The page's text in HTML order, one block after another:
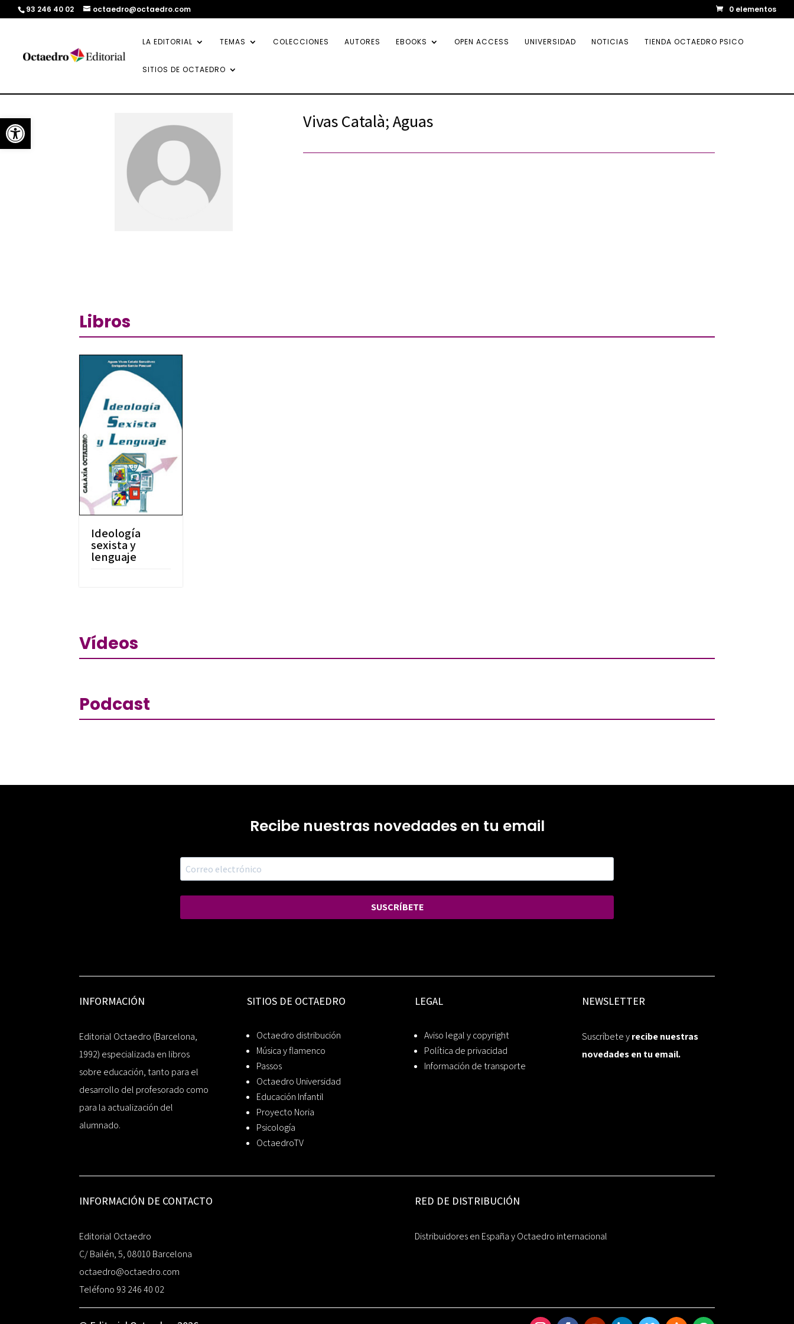
Abrir barra de herramientas
93 246 40 02 octaedro@octaedro.com 0 elementos
LA EDITORIAL TEMAS COLECCIONES AUTORES EBOOKS OPEN ACCESS UNIVERSIDAD NOTICIAS TIENDA OCTAEDRO PSICO
SITIOS DE OCTAEDRO
Vivas Català; Aguas
Libros
Ideología
sexista y
lenguaje
Vídeos
Podcast
Recibe nuestras novedades en tu email
SUSCRÍBETE
INFORMACIÓN
Editorial Octaedro (Barcelona,
1992) especializada en libros
sobre educación, tanto para el
desarrollo del profesorado como
para la actualización del
alumnado.
SITIOS DE OCTAEDRO
Octaedro distribución
Música y flamenco
Passos
Octaedro Universidad
Educación Infantil
Proyecto Noria
Psicología
OctaedroTV
LEGAL
Aviso legal y copyright
Política de privacidad
Información de transporte
NEWSLETTER
Suscríbete yrecibe nuestras
novedades en tu email.
INFORMACIÓN DE CONTACTO
Editorial Octaedro
C/ Bailén, 5, 08010 Barcelona
octaedro@octaedro.com
Teléfono 93 246 40 02
RED DE DISTRIBUCIÓN
Distribuidores en España y Octaedro internacional